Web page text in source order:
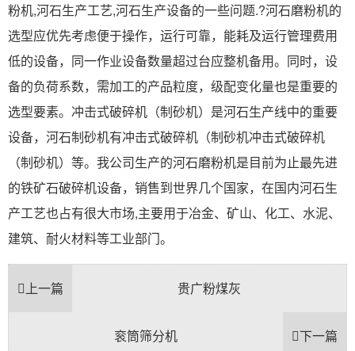
粉机,河石生产工艺,河石生产设备的一些问题.?河石磨粉机的
选型应优先考虑便于操作，运行可靠，能耗及运行管理费用
低的设备，同一作业设备数量超过台应整机备用。同时，设
备的负荷系数，需加工的产品粒度，级配变化量也是重要的
选型要素。冲击式破碎机（制砂机）是河石生产线中的重要
设备，河石制砂机有冲击式破碎机（制砂机冲击式破碎机
（制砂机）等。我公司生产的河石磨粉机是目前为止最先进
的铁矿石破碎机设备，销售到世界几个国家，在国内河石生
产工艺也占有很大市场,主要用于冶金、矿山、化工、水泥、
建筑、耐火材料等工业部门。
上一篇 贵广粉煤灰
下一篇
衮筒筛分机